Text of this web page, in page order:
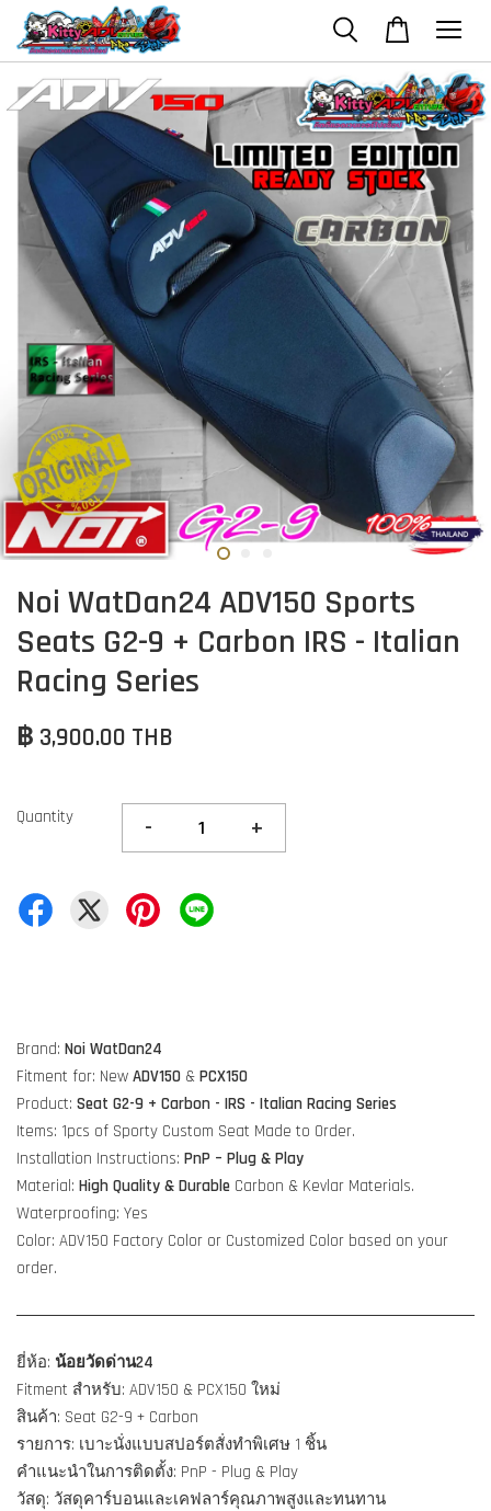
Noi WatDan24 ADV150 Sports
Seats G2-9 + Carbon IRS - Italian
Racing Series
฿ 3,900.00 THB
Quantity - +
Brand: Noi WatDan24
Fitment for: New ADV150 & PCX150
Product: Seat G2-9 + Carbon - IRS - Italian Racing Series
Items: 1pcs of Sporty Custom Seat Made to Order.
Installation Instructions: PnP – Plug & Play
Material: High Quality & Durable Carbon & Kevlar Materials.
Waterproofing: Yes
Color: ADV150 Factory Color or Customized Color based on your
order.
ยี่ห้อ: น้อยวัดด่าน24
Fitment สำหรับ: ADV150 & PCX150 ใหม่
สินค้า: Seat G2-9 + Carbon
รายการ: เบาะนั่งแบบสปอร์ตสั่งทำพิเศษ 1 ชิ้น
คำแนะนำในการติดตั้ง: PnP - Plug & Play
วัสดุ: วัสดุคาร์บอนและเคฟลาร์คุณภาพสูงและทนทาน